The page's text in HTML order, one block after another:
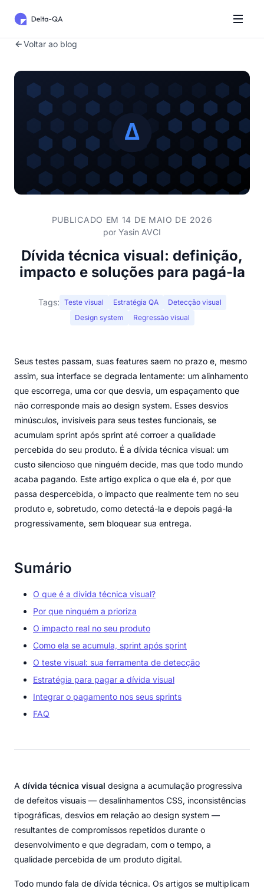
Voltar ao blog
PUBLICADO EM 14 DE MAIO DE 2026
por Yasin AVCI
Dívida técnica visual: definição,
impacto e soluções para pagá-la
Tags: Teste visual Estratégia QA
Detecção visual
Design system
Regressão visual
Seus testes passam, suas features saem no prazo e, mesmo
assim, sua interface se degrada lentamente: um alinhamento
que escorrega, uma cor que desvia, um espaçamento que
não corresponde mais ao design system. Esses desvios
minúsculos, invisíveis para seus testes funcionais, se
acumulam sprint após sprint até corroer a qualidade
percebida do seu produto. É a dívida técnica visual: um
custo silencioso que ninguém decide, mas que todo mundo
acaba pagando. Este artigo explica o que ela é, por que
passa despercebida, o impacto que realmente tem no seu
produto e, sobretudo, como detectá-la e depois pagá-la
progressivamente, sem bloquear sua entrega.
Sumário
O que é a dívida técnica visual?
Por que ninguém a prioriza
O impacto real no seu produto
Como ela se acumula, sprint após sprint
O teste visual: sua ferramenta de detecção
Estratégia para pagar a dívida visual
Integrar o pagamento nos seus sprints
FAQ
A dívida técnica visual designa a acumulação progressiva
de defeitos visuais — desalinhamentos CSS, inconsistências
tipográficas, desvios em relação ao design system —
resultantes de compromissos repetidos durante o
desenvolvimento e que degradam, com o tempo, a
qualidade percebida de um produto digital.
Todo mundo fala de dívida técnica. Os artigos se multiplicam